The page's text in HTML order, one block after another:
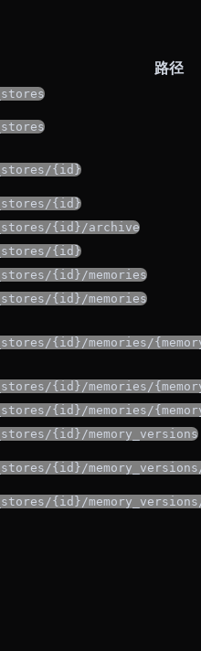
路径
{id}
{id}
{id}/archive
{id}
{id}/memories
{id}/memories
{id}/memories/
{id}/memories/
{id}/memories/
{id}/memory_versions
{id}/
{id}/